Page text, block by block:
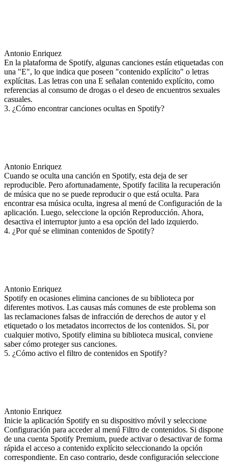
Antonio Enriquez
En la plataforma de Spotify, algunas canciones están etiquetadas con
una "E", lo que indica que poseen "contenido explícito" o letras
explícitas. Las letras con una E señalan contenido explícito, como
referencias al consumo de drogas o el deseo de encuentros sexuales
casuales.
3. ¿Cómo encontrar canciones ocultas en Spotify?
Antonio Enriquez
Cuando se oculta una canción en Spotify, esta deja de ser
reproducible. Pero afortunadamente, Spotify facilita la recuperación
de música que no se puede reproducir o que está oculta. Para
encontrar esa música oculta, ingresa al menú de Configuración de la
aplicación. Luego, seleccione la opción Reproducción. Ahora,
desactiva el interruptor junto a esa opción del lado izquierdo.
4. ¿Por qué se eliminan contenidos de Spotify?
Antonio Enriquez
Spotify en ocasiones elimina canciones de su biblioteca por
diferentes motivos. Las causas más comunes de este problema son
las reclamaciones falsas de infracción de derechos de autor y el
etiquetado o los metadatos incorrectos de los contenidos. Si, por
cualquier motivo, Spotify elimina su biblioteca musical, conviene
saber cómo proteger sus canciones.
5. ¿Cómo activo el filtro de contenidos en Spotify?
Antonio Enriquez
Inicie la aplicación Spotify en su dispositivo móvil y seleccione
Configuración para acceder al menú Filtro de contenidos. Si dispone
de una cuenta Spotify Premium, puede activar o desactivar de forma
rápida el acceso a contenido explícito seleccionando la opción
correspondiente. En caso contrario, desde configuración seleccione